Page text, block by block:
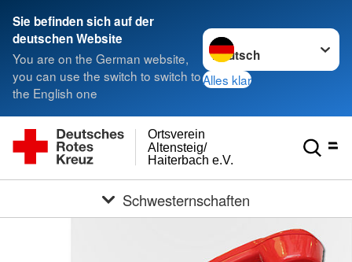
Sie befinden sich auf der
deutschen Website
You are on the German website,
you can use the switch to switch to
the English one
Sprache wechseln zu
Alles klar
Haiterbach e.V.
Altensteig/
Ortsverein
Schwesternschaften